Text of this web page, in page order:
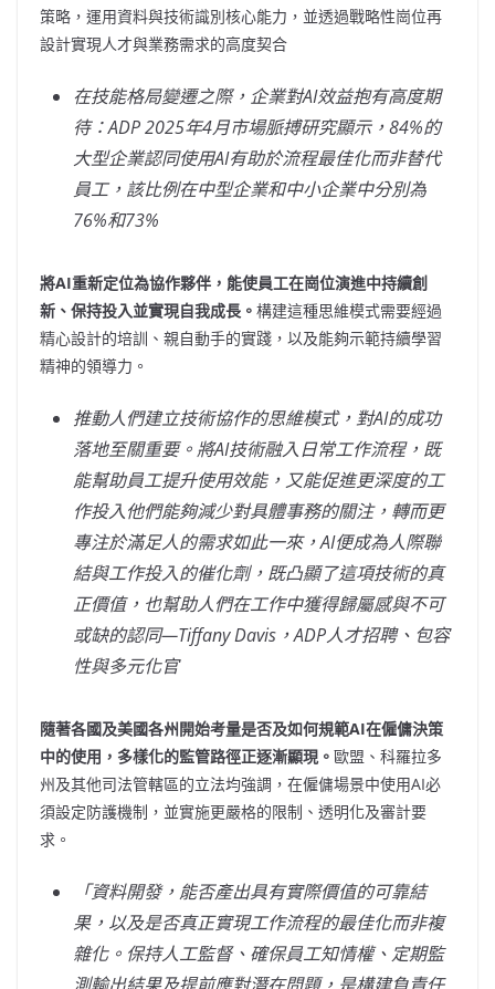
策略，運用資料與技術識別核心能力，並透過戰略性崗位再
設計實現人才與業務需求的高度契合
在技能格局變遷之際，企業對AI效益抱有高度期
待：ADP 2025年4月市場脈搏研究顯示，84%的
大型企業認同使用AI有助於流程最佳化而非替代
員工，該比例在中型企業和中小企業中分別為
76%和73%
將AI重新定位為協作夥伴，能使員工在崗位演進中持續創
新、保持投入並實現自我成長。 構建這種思維模式需要經過
精心設計的培訓、親自動手的實踐，以及能夠示範持續學習
精神的領導力。
推動人們建立技術協作的思維模式，對AI的成功
落地至關重要。將AI技術融入日常工作流程，既
能幫助員工提升使用效能，又能促進更深度的工
作投入他們能夠減少對具體事務的關注，轉而更
專注於滿足人的需求如此一來，AI便成為人際聯
結與工作投入的催化劑，既凸顯了這項技術的真
正價值，也幫助人們在工作中獲得歸屬感與不可
或缺的認同—Tiffany Davis ，ADP人才招聘、包容
性與多元化官
隨著各國及美國各州開始考量是否及如何規範AI在僱傭決策
中的使用，多樣化的監管路徑正逐漸顯現。 歐盟、科羅拉多
州及其他司法管轄區的立法均強調，在僱傭場景中使用AI必
須設定防護機制，並實施更嚴格的限制、透明化及審計要
求。
「資料開發，能否產出具有實際價值的可靠結
果，以及是否真正實現工作流程的最佳化而非複
雜化。保持人工監督、確保員工知情權、定期監